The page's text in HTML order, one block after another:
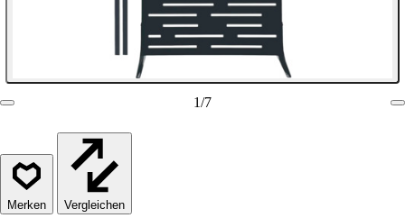
1/7
Vergleichen